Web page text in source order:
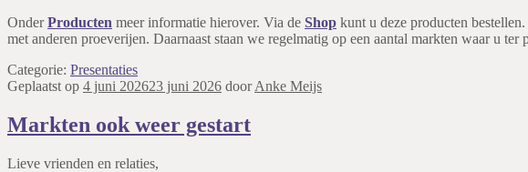
OnderProducten meer informatie hierover. Via de Shop kunt u deze producten
met anderen proeverijen. Daarnaast staan we regelmatig op een aantal markten waar u
Categorie: Presentaties
Geplaatst op 4 juni 202623 juni 2026 doorAnke Meijs
Markten ook weer gestart
Lieve vrienden en relaties,